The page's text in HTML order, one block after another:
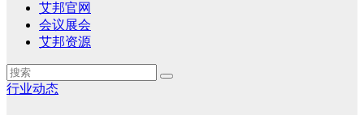
艾邦官网
会议展会
艾邦资源
行业动态